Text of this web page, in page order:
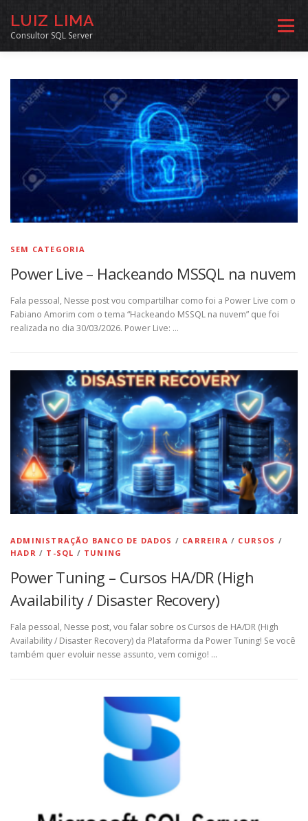
LUIZ LIMA
Consultor SQL Server
Menu
MENTORIA SQL CURSOS EXERCÍCIOS SQL
INÍCIO ARQUIVO LINKS COMUNIDADE
SOBRE CONTATO
SEM CATEGORIA
Power Live – Hackeando MSSQL na nuvem
Fala pessoal, Nesse post vou compartilhar como foi a Power Live com o
Fabiano Amorim com o tema “Hackeando MSSQL na nuvem” que foi
realizada no dia 30/03/2026. Power Live: …
ADMINISTRAÇÃO BANCO DE DADOS / CARREIRA / CURSOS /
HADR / T-SQL / TUNING
Power Tuning – Cursos HA/DR (High
Availability / Disaster Recovery)
Fala pessoal, Nesse post, vou falar sobre os Cursos de HA/DR (High
Availability / Disaster Recovery) da Plataforma da Power Tuning! Se você
também quer evoluir nesse assunto, vem comigo! …